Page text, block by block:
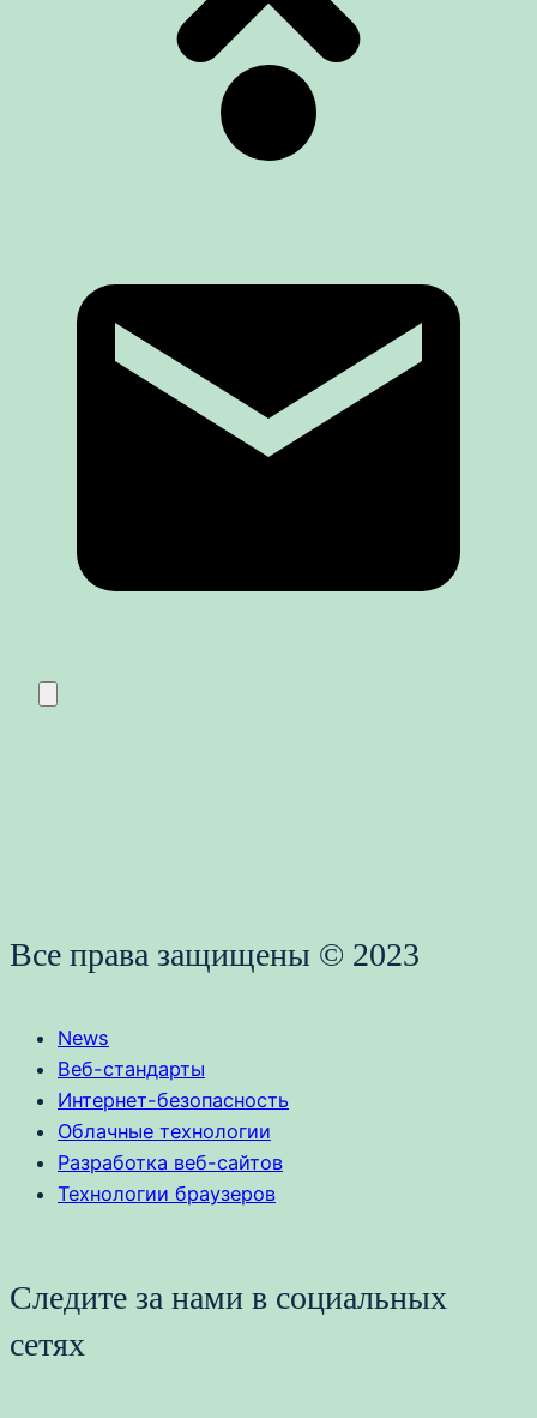
Все права защищены © 2023
News
Веб-стандарты
Интернет-безопасность
Облачные технологии
Разработка веб-сайтов
Технологии браузеров
Следите за нами в социальных
сетях